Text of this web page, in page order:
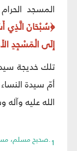
المسجد
﴿سُبْحَانَ الَّذِي
إِلَى الْمَسْجِدِ
تلك خديجة
أمّ سيدة
الله عليه وآله
1.صحيح مسلم، مسلم النيسابوري، ج 7، ص 134.